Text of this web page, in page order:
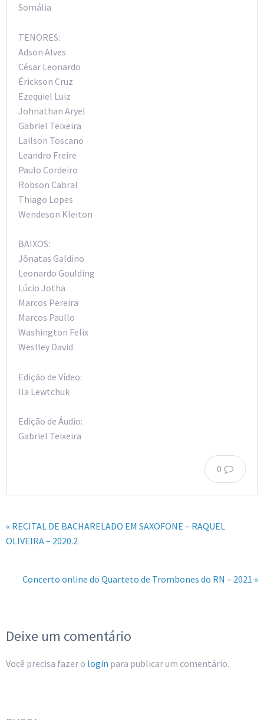
Somália
TENORES:
Adson Alves
César Leonardo
Érickson Cruz
Ezequiel Luiz
Johnathan Aryel
Gabriel Teixeira
Lailson Toscano
Leandro Freire
Paulo Cordeiro
Robson Cabral
Thiago Lopes
Wendeson Kleiton
BAIXOS:
Jônatas Galdino
Leonardo Goulding
Lúcio Jotha
Marcos Pereira
Marcos Paullo
Washington Felix
Weslley David
Edição de Vídeo:
Ila Lewtchuk
Edição de Áudio:
Gabriel Teixeira
0
« RECITAL DE BACHARELADO EM SAXOFONE – RAQUEL
OLIVEIRA – 2020.2
Concerto online do Quarteto de Trombones do RN – 2021 »
Deixe um comentário
Você precisa fazer o login para publicar um comentário.